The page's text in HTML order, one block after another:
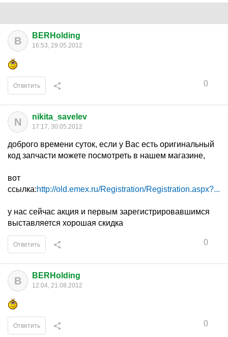
B BERHolding
16:53, 29.05.2012
0
Ответить
N nikita_savelev
17:17, 30.05.2012
доброго времени суток, если у Вас есть оригинальный
код запчасти можете посмотреть в нашем магазине,
вот
ссылка:http://old.emex.ru/Registration/Registration.aspx?...
у нас сейчас акция и первым зарегистрировавшимся
выставляется хорошая скидка
0
Ответить
B BERHolding
12:04, 21.08.2012
0
Ответить